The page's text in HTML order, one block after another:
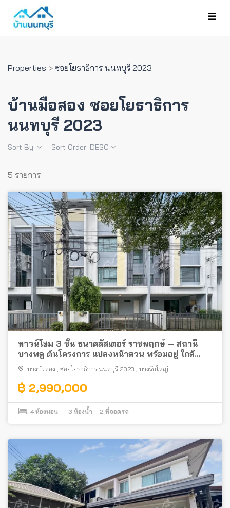
Properties > ซอยโยธาธิการ นนทบุรี 2023
บ้านมือสอง ซอยโยธาธิการ
นนทบุรี 2023
Sort By: Sort Order: DESC
5 รายการ
ทาวน์โฮม 3 ชั้น ธนาคลัสเตอร์ ราชพฤกษ์ – สถานี
บางพลู ต้นโครงการ แปลงหน้าสวน พร้อมอยู่ ใกล้
MRT สายสีม่วง สถานีบางรักใหญ่
บางบัวทอง ซอยโยธาธิการ นนทบุรี 2023 บางรักใหญ่
฿ 2,990,000
4 ห้องนอน 3 ห้องน้ำ 2 ที่จอดรถ